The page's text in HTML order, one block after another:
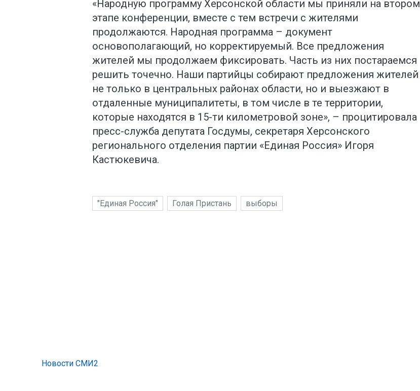
«Народную программу Херсонской области мы приняли на втором
этапе конференции, вместе с тем встречи с жителями
продолжаются. Народная программа – документ
основополагающий, но корректируемый. Все предложения
жителей мы продолжаем фиксировать. Часть из них постараемся
решить точечно. Наши партийцы собирают предложения жителей
не только в центральных районах области, но и выезжают в
отдаленные муниципалитеты, в том числе в те территории,
которые находятся в 15-ти километровой зоне», – процитировала
пресс-служба депутата Госдумы, секретаря Херсонского
регионального отделения партии «Единая Россия» Игоря
Кастюкевича.
"Единая Россия" Голая Пристань выборы
Новости СМИ2